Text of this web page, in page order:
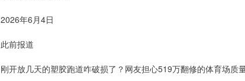
2026年6月4日
此前报道
刚开放几天的塑胶跑道咋破损了？网友担心519万翻修的体育场质